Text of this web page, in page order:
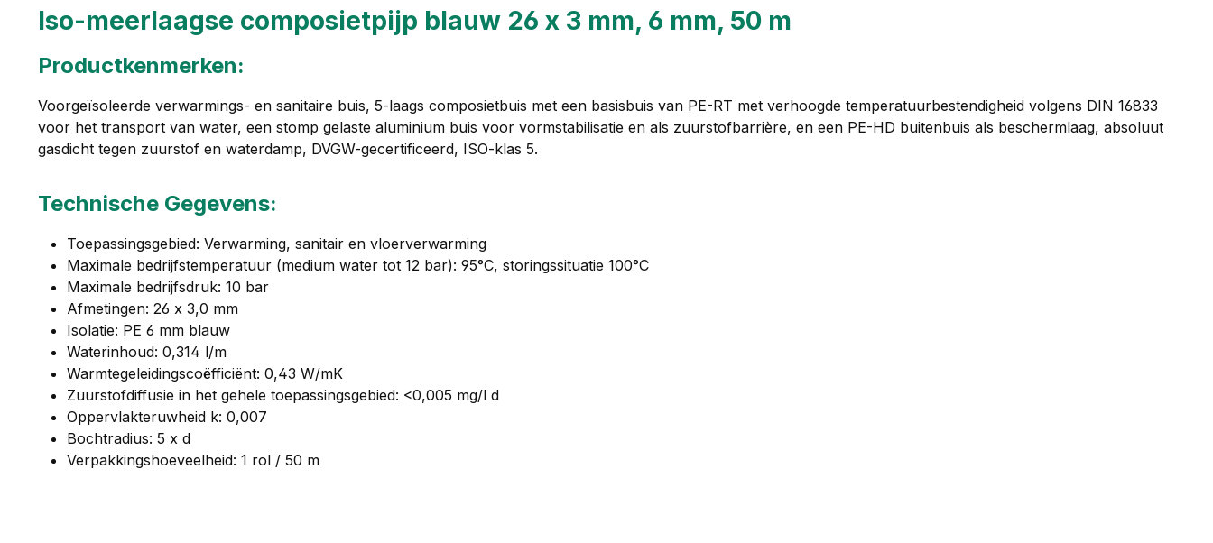
Iso-meerlaagse composietpijp blauw 26 x 3 mm, 6 mm, 50 m
Productkenmerken:
Voorgeïsoleerde verwarmings- en sanitaire buis, 5-laags composietbuis met een basisbuis van PE-RT met verhoogde temperatuurbestendigheid volgens DIN 16833
voor het transport van water, een stomp gelaste aluminium buis voor vormstabilisatie en als zuurstofbarrière, en een PE-HD buitenbuis als beschermlaag, absoluut
gasdicht tegen zuurstof en waterdamp, DVGW-gecertificeerd, ISO-klas 5.
Technische Gegevens:
Toepassingsgebied: Verwarming, sanitair en vloerverwarming
Maximale bedrijfstemperatuur (medium water tot 12 bar): 95°C, storingssituatie 100°C
Maximale bedrijfsdruk: 10 bar
Afmetingen: 26 x 3,0 mm
Isolatie: PE 6 mm blauw
Waterinhoud: 0,314 l/m
Warmtegeleidingscoëfficiënt: 0,43 W/mK
Zuurstofdiffusie in het gehele toepassingsgebied: <0,005 mg/l d
Oppervlakteruwheid k: 0,007
Bochtradius: 5 x d
Verpakkingshoeveelheid: 1 rol / 50 m